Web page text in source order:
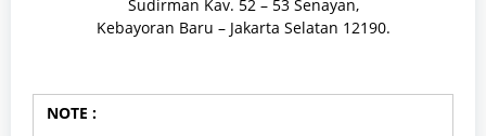
Sudirman Kav. 52 – 53 Senayan,
Kebayoran Baru – Jakarta Selatan 12190.
NOTE :